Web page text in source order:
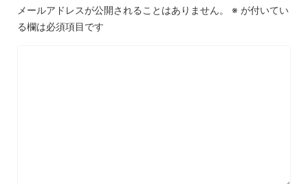
メールアドレスが公開されることはありません。 ※ が付いてい
る欄は必須項目です